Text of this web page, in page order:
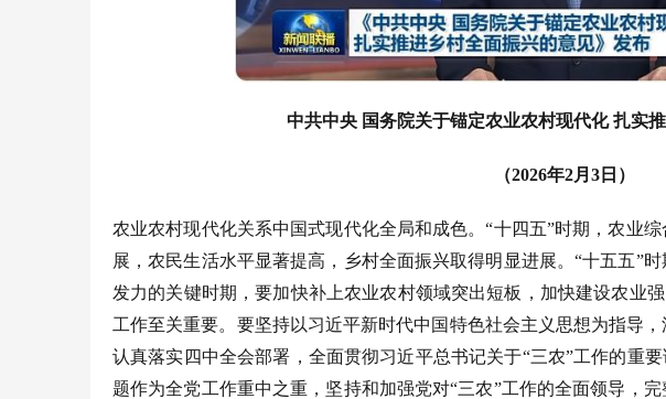
中共中央 国务院关于锚定农业农村现代化 扎实
（2026年2月3日）
农业农村现代化关系中国式现代化全局和成色。“十四五”时期，农业
展，农民生活水平显著提高，乡村全面振兴取得明显进展。“十五五”
发力的关键时期，要加快补上农业农村领域突出短板，加快建设农业
工作至关重要。要坚持以习近平新时代中国特色社会主义思想为指导
认真落实四中全会部署，全面贯彻习近平总书记关于“三农”工作的重
题作为全党工作重中之重，坚持和加强党对“三农”工作的全面领导，